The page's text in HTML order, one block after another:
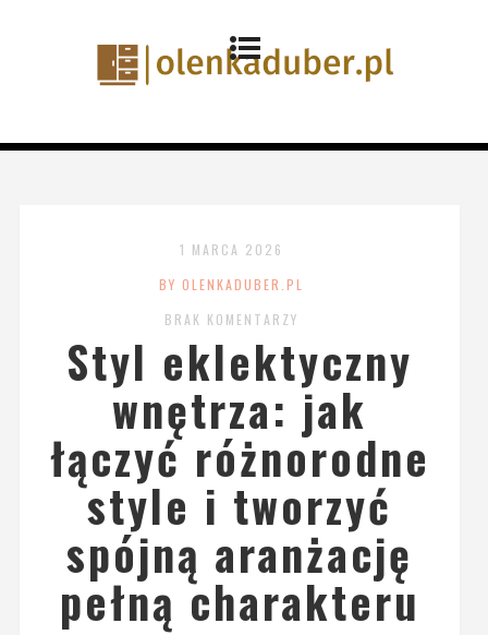
1 MARCA 2026
BY OLENKADUBER.PL
BRAK KOMENTARZY
Styl eklektyczny
wnętrza: jak
łączyć różnorodne
style i tworzyć
spójną aranżację
pełną charakteru